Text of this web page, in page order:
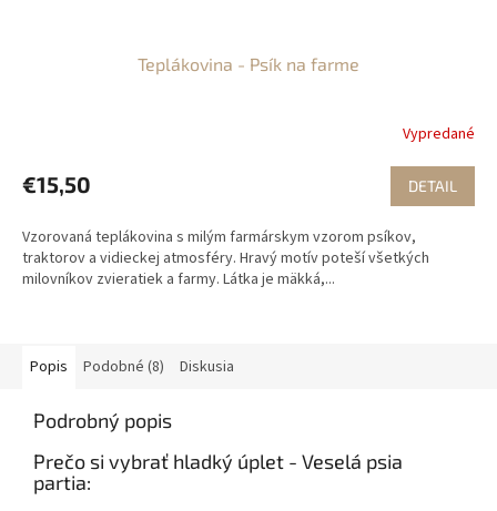
Teplákovina - Psík na farme
Vypredané
€15,50 DETAIL
Vzorovaná teplákovina s milým farmárskym vzorom psíkov,
traktorov a vidieckej atmosféry. Hravý motív poteší všetkých
milovníkov zvieratiek a farmy. Látka je mäkká,...
Popis Podobné (8) Diskusia
Podrobný popis
Prečo si vybrať hladký úplet - Veselá psia
partia: